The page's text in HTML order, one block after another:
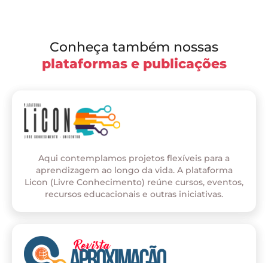
Conheça também nossas
plataformas e publicações
Aqui contemplamos projetos flexíveis para a
aprendizagem ao longo da vida. A plataforma
Licon (Livre Conhecimento) reúne cursos, eventos,
recursos educacionais e outras iniciativas.